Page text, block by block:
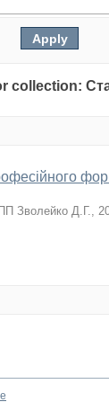
ПП Зволейко Д.Г.,